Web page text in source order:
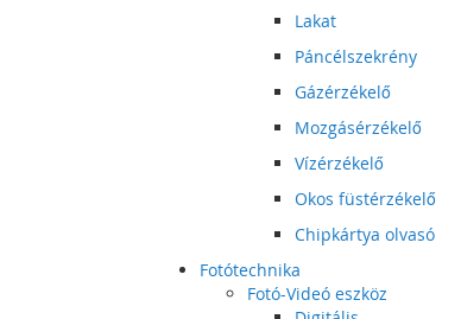
Lakat
Páncélszekrény
Gázérzékelő
Mozgásérzékelő
Vízérzékelő
Okos füstérzékelő
Chipkártya olvasó
Fotótechnika
Fotó-Videó eszköz